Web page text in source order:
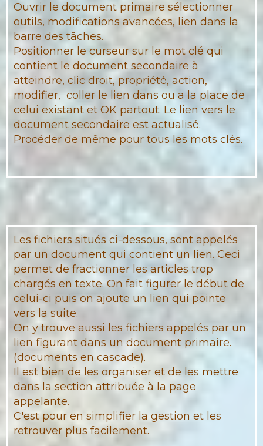
Ouvrir le document primaire sélectionner
outils, modifications avancées, lien dans la
barre des tâches.
Positionner le curseur sur le mot clé qui
contient le document secondaire à
atteindre, clic droit, propriété, action,
modifier, coller le lien dans ou a la place de
celui existant et OK partout. Le lien vers le
document secondaire est actualisé.
Procéder de même pour tous les mots clés.
Les fichiers situés ci-dessous, sont appelés
par un document qui contient un lien. Ceci
permet de fractionner les articles trop
chargés en texte. On fait figurer le début de
celui-ci puis on ajoute un lien qui pointe
vers la suite.
On y trouve aussi les fichiers appelés par un
lien figurant dans un document primaire.
(documents en cascade).
Il est bien de les organiser et de les mettre
dans la section attribuée à la page
appelante.
C'est pour en simplifier la gestion et les
retrouver plus facilement.